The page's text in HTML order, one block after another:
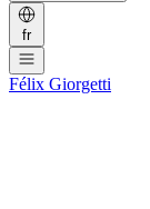
fr
Félix Giorgetti